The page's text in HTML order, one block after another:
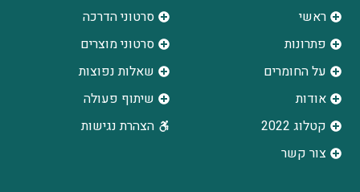
ראשי
פתרונות
על החומרים
אודות
קטלוג 2022
צור קשר
סרטוני הדרכה
סרטוני מוצרים
שאלות נפוצות
שיתוף פעולה
הצהרת נגישות